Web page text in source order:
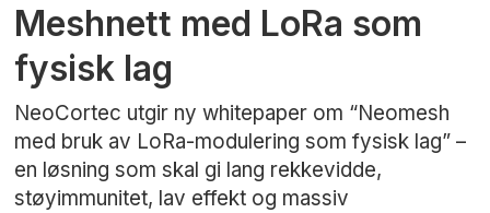
Meshnett med LoRa som
fysisk lag
NeoCortec utgir ny whitepaper om “Neomesh
med bruk av LoRa-modulering som fysisk lag” –
en løsning som skal gi lang rekkevidde,
støyimmunitet, lav effekt og massiv